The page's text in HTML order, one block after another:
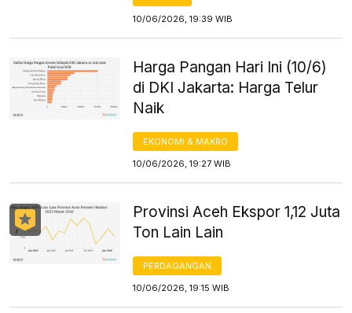
10/06/2026, 19:39 WIB
Harga Pangan Hari Ini (10/6)
di DKI Jakarta: Harga Telur
Naik
EKONOMI & MAKRO
10/06/2026, 19:27 WIB
Provinsi Aceh Ekspor 1,12 Juta
Ton Lain Lain
PERDAGANGAN
10/06/2026, 19:15 WIB